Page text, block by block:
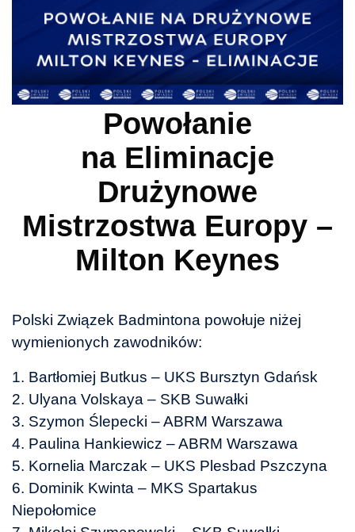
Powołanie
na Eliminacje
Drużynowe
Mistrzostwa Europy –
Milton Keynes
Polski Związek Badmintona powołuje niżej
wymienionych zawodników:
1. Bartłomiej Butkus – UKS Bursztyn Gdańsk
2. Ulyana Volskaya – SKB Suwałki
3. Szymon Ślepecki – ABRM Warszawa
4. Paulina Hankiewicz – ABRM Warszawa
5. Kornelia Marczak – UKS Plesbad Pszczyna
6. Dominik Kwinta – MKS Spartakus
Niepołomice